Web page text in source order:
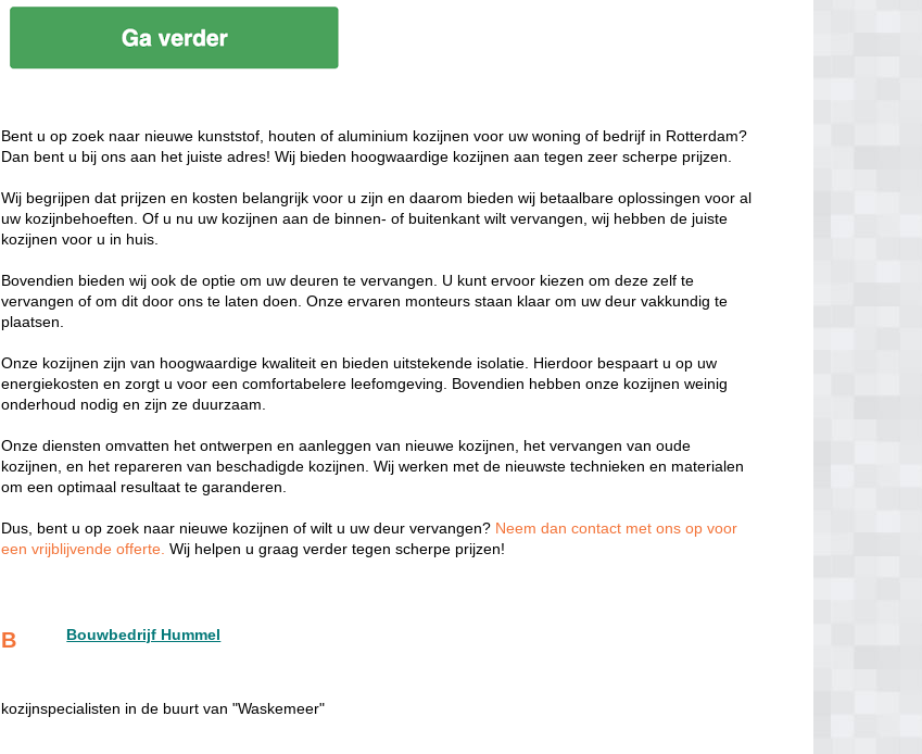
Bent u op zoek naar nieuwe kunststof, houten of aluminium kozijnen voor uw woning of bedrijf in Rotterdam?
Dan bent u bij ons aan het juiste adres! Wij bieden hoogwaardige kozijnen aan tegen zeer scherpe prijzen.
Wij begrijpen dat prijzen en kosten belangrijk voor u zijn en daarom bieden wij betaalbare oplossingen voor al
uw kozijnbehoeften. Of u nu uw kozijnen aan de binnen- of buitenkant wilt vervangen, wij hebben de juiste
kozijnen voor u in huis.
Bovendien bieden wij ook de optie om uw deuren te vervangen. U kunt ervoor kiezen om deze zelf te
vervangen of om dit door ons te laten doen. Onze ervaren monteurs staan klaar om uw deur vakkundig te
plaatsen.
Onze kozijnen zijn van hoogwaardige kwaliteit en bieden uitstekende isolatie. Hierdoor bespaart u op uw
energiekosten en zorgt u voor een comfortabelere leefomgeving. Bovendien hebben onze kozijnen weinig
onderhoud nodig en zijn ze duurzaam.
Onze diensten omvatten het ontwerpen en aanleggen van nieuwe kozijnen, het vervangen van oude
kozijnen, en het repareren van beschadigde kozijnen. Wij werken met de nieuwste technieken en materialen
om een optimaal resultaat te garanderen.
Dus, bent u op zoek naar nieuwe kozijnen of wilt u uw deur vervangen? Neem dan contact met ons op voor
een vrijblijvende offerte.Wij helpen u graag verder tegen scherpe prijzen!
B Bouwbedrijf Hummel
kozijnspecialisten in de buurt van "Waskemeer"